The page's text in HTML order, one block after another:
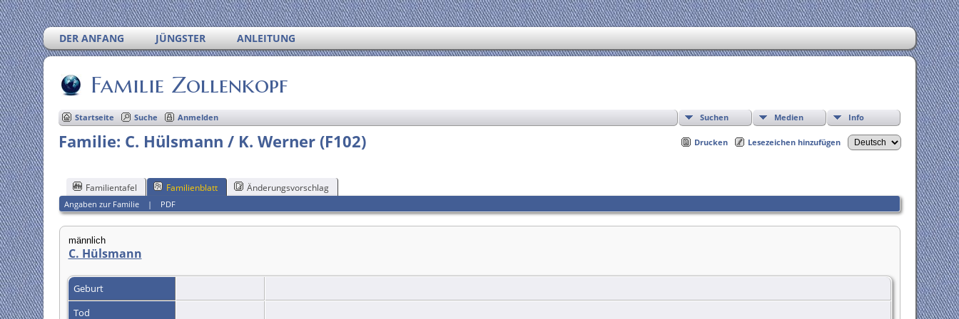
DER ANFANG JÜNGSTER ANLEITUNG
Familie Zollenkopf
Suchen Medien Info
Startseite Suche Anmelden
Drucken Lesezeichen hinzufügen
Familie: C. Hülsmann / K. Werner (F102)
Familientafel Familienblatt Änderungsvorschlag
Angaben zur Familie | PDF
männlich
C. Hülsmann
Geburt
Tod